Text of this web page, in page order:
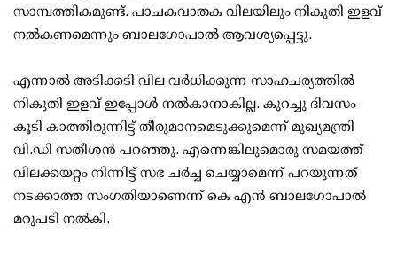
സാമ്പത്തികമുണ്ട്. പാചകവാതക വിലയിലും നികുതി ഇളവ്
നല്‍കണമെന്നും ബാലഗോപാല്‍ ആവശ്യപ്പെട്ടു.
എന്നാല്‍ അടിക്കടി വില വര്‍ധിക്കുന്ന സാഹചര്യത്തില്‍
നികുതി ഇളവ് ഇപ്പോള്‍ നല്‍കാനാകില്ല. കുറച്ചു ദിവസം
കൂടി കാത്തിരുന്നിട്ട് തീരുമാനമെടുക്കുമെന്ന് മുഖ്യമന്ത്രി
വി.ഡി സതീശന്‍ പറഞ്ഞു. എന്നെങ്കിലുമൊരു സമയത്ത്
വിലക്കയറ്റം നിന്നിട്ട് സഭ ചര്‍ച്ച ചെയ്യാമെന്ന് പറയുന്നത്
നടക്കാത്ത സംഗതിയാണെന്ന് കെ എന്‍ ബാലഗോപാല്‍
മറുപടി നല്‍കി.